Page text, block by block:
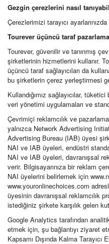
Gezgin çerezlerini nasıl
Çerezlerimizi tarayıcı
Tourever üçüncü taraf
Tourever, güvenilir ve tanınmış
şirketlerinin hizmetlerini kullanır.
üçüncü taraf sağlayıcıları da
bu şirketlerin çerez yerleştirmesi
Kullandığımız sağlayıcılar,
veri yönetimi uygulamaları ve
Çevrimiçi reklamcılık ve
yalnızca Network Advertising
Advertising Bureau (IAB) üyesi
NAI ve IAB üyeleri, endüstri
NAI ve IAB üyeleri, davranışsal
verir. Bilgisayarınıza bir reklam
NAI üyelerini belirlemek için
www.youronlinechoices.com
üyesinin davranışsal reklamcılık
istediğiniz şirkete karşılık gelen
Google Analytics tarafından
etmek için, şu bağlantıyı ziyaret
Kapsamı Dışında Kalma Tarayıcı